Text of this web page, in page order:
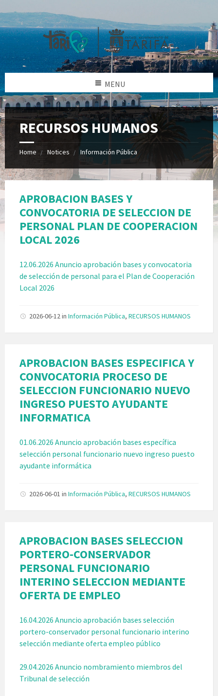
MENU
RECURSOS HUMANOS
Home Notices Información Pública
APROBACION BASES Y
CONVOCATORIA DE SELECCION DE
PERSONAL PLAN DE COOPERACION
LOCAL 2026
12.06.2026 Anuncio aprobación bases y convocatoria
de selección de personal para el Plan de Cooperación
Local 2026
2026-06-12in Información Pública, RECURSOS HUMANOS
APROBACION BASES ESPECIFICA Y
CONVOCATORIA PROCESO DE
SELECCION FUNCIONARIO NUEVO
INGRESO PUESTO AYUDANTE
INFORMATICA
01.06.2026 Anuncio aprobación bases específica
selección personal funcionario nuevo ingreso puesto
ayudante informática
2026-06-01 in Información Pública, RECURSOS HUMANOS
APROBACION BASES SELECCION
PORTERO-CONSERVADOR
PERSONAL FUNCIONARIO
INTERINO SELECCION MEDIANTE
OFERTA DE EMPLEO
16.04.2026 Anuncio aprobación bases selección
portero-conservador personal funcionario interino
selección mediante oferta empleo público
29.04.2026 Anuncio nombramiento miembros del
Tribunal de selección